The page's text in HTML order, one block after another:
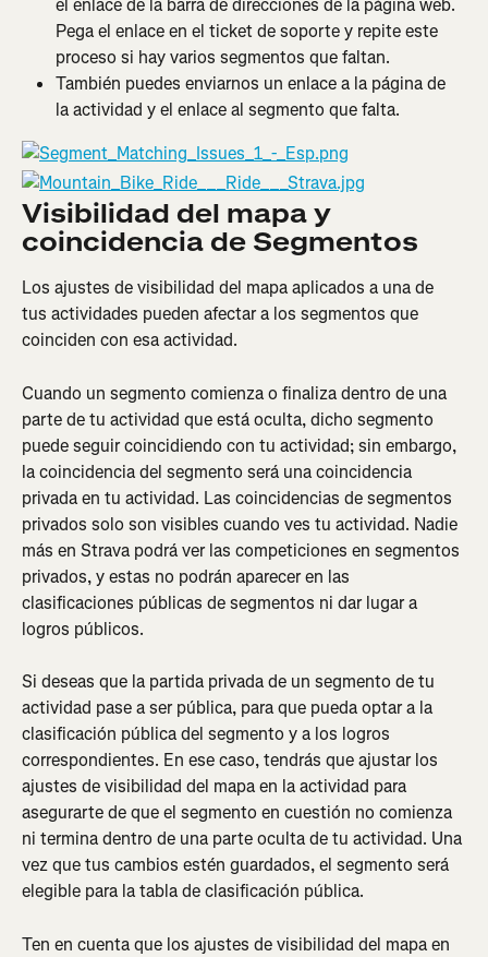
el enlace de la barra de direcciones de la página web.
Pega el enlace en el ticket de soporte y repite este
proceso si hay varios segmentos que faltan.
También puedes enviarnos un enlace a la página de
la actividad y el enlace al segmento que falta.
Visibilidad del mapa y
coincidencia de Segmentos
Los ajustes de visibilidad del mapa aplicados a una de
tus actividades pueden afectar a los segmentos que
coinciden con esa actividad.
Cuando un segmento comienza o finaliza dentro de una
parte de tu actividad que está oculta, dicho segmento
puede seguir coincidiendo con tu actividad; sin embargo,
la coincidencia del segmento será una coincidencia
privada en tu actividad. Las coincidencias de segmentos
privados solo son visibles cuando ves tu actividad. Nadie
más en Strava podrá ver las competiciones en segmentos
privados, y estas no podrán aparecer en las
clasificaciones públicas de segmentos ni dar lugar a
logros públicos.
Si deseas que la partida privada de un segmento de tu
actividad pase a ser pública, para que pueda optar a la
clasificación pública del segmento y a los logros
correspondientes. En ese caso, tendrás que ajustar los
ajustes de visibilidad del mapa en la actividad para
asegurarte de que el segmento en cuestión no comienza
ni termina dentro de una parte oculta de tu actividad. Una
vez que tus cambios estén guardados, el segmento será
elegible para la tabla de clasificación pública.
Ten en cuenta que los ajustes de visibilidad del mapa en